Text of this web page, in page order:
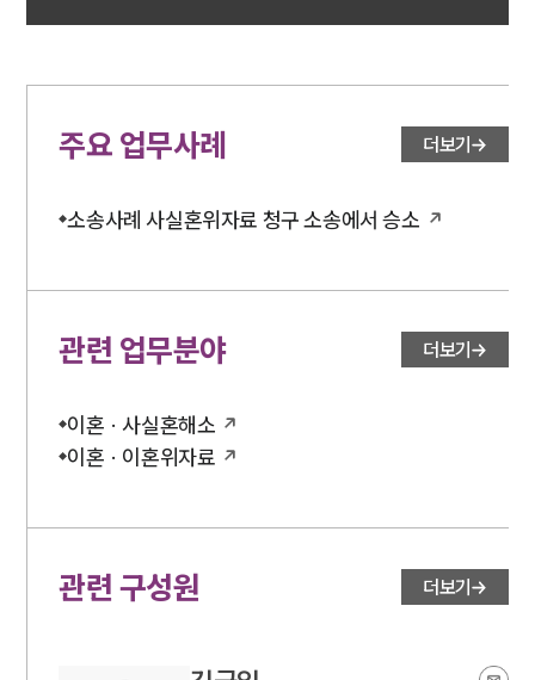
법률 블로그
뉴스레터/브로슈어
세미나
대륜법률상담예약
주요 업무사례 더보기
소송사례 사실혼위자료 청구 소송에서 승소
관련 업무분야 더보기
이혼 · 사실혼해소
이혼 · 이혼위자료
관련 구성원 더보기